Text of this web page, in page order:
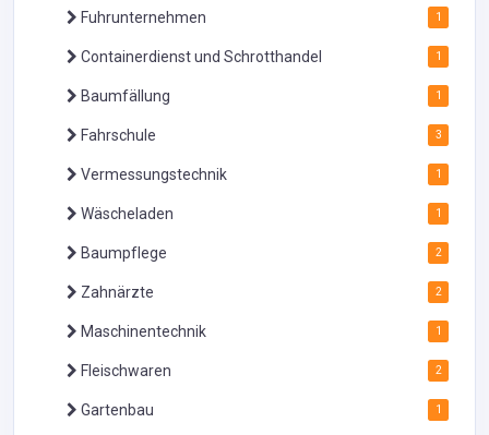
Fuhrunternehmen 1
Containerdienst und Schrotthandel 1
Baumfällung 1
Fahrschule 3
Vermessungstechnik 1
Wäscheladen 1
Baumpflege 2
Zahnärzte 2
Maschinentechnik 1
Fleischwaren 2
Gartenbau 1